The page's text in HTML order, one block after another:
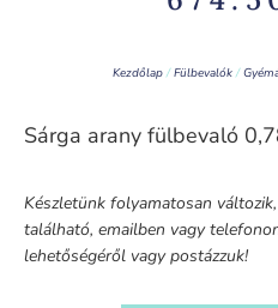
Kezdőlap/Fülbevalók/
Sárga arany fülbevaló
Készletünk folyamatosan
található, emailben vagy
lehetőségéről vagy postázzuk!